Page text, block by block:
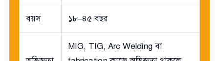
বয়স ১৮–৪৫ বছর
MIG, TIG, Arc Welding বা